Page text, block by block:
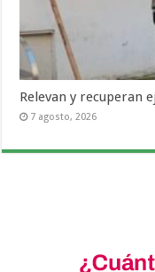
Relevan y recuperan
7 agosto, 2026